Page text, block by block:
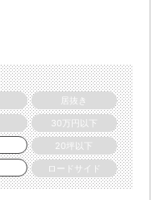
居抜き
30万円以下
20坪以下
ロードサイド